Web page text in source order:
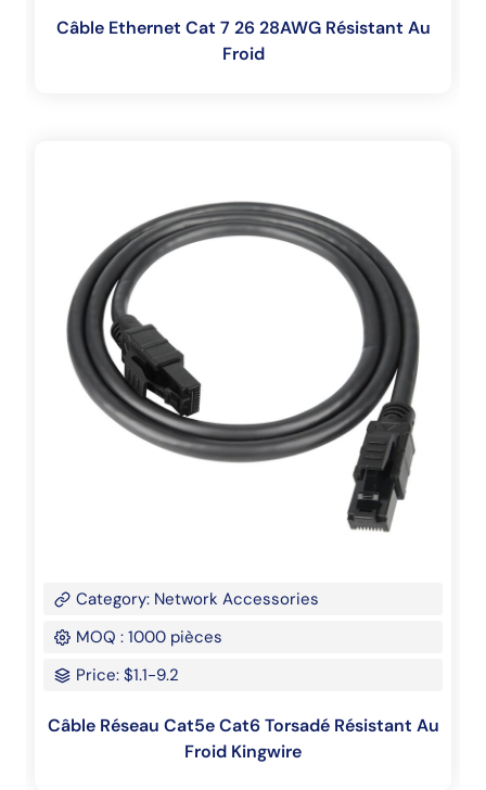
Câble Ethernet Cat 7 26 28AWG Résistant Au
Froid
Category: Network Accessories
MOQ : 1000 pièces
Price: $1.1-9.2
Câble Réseau Cat5e Cat6 Torsadé Résistant Au
Froid Kingwire